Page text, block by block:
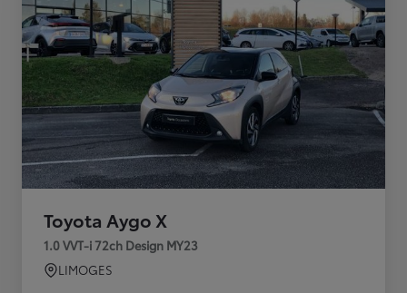
Toyota Aygo X
1.0 VVT-i 72ch Design MY23
LIMOGES